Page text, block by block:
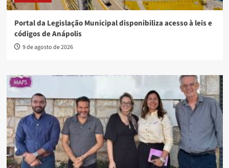
Portal da Legislação Municipal disponibiliza acesso à leis e
códigos de Anápolis
9 de agosto de 2026